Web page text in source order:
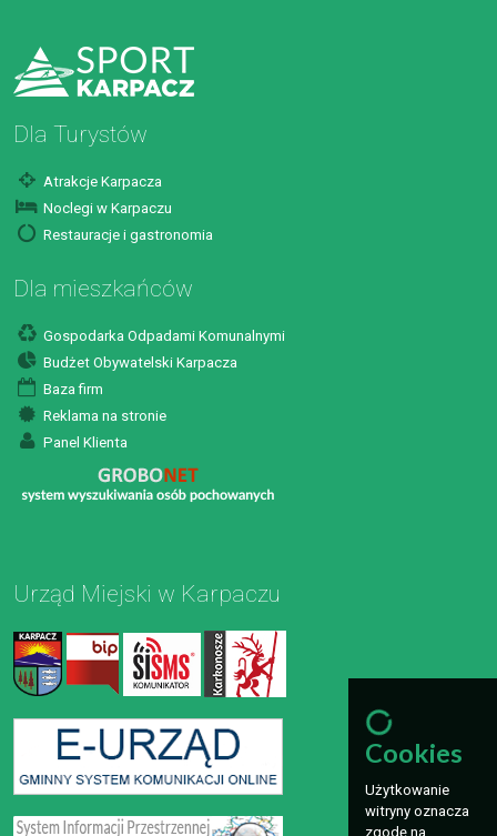
Dla Turystów
Atrakcje Karpacza
Noclegi w Karpaczu
Restauracje i gastronomia
Dla mieszkańców
Gospodarka Odpadami Komunalnymi
Budżet Obywatelski Karpacza
Baza firm
Reklama na stronie
Panel Klienta
Urząd Miejski w Karpaczu
Cookies
Użytkowanie
witryny oznacza
zgodę na